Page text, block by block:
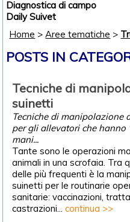
Diagnostica di campo
Daily Suivet
Home >Aree tematiche >
POSTS IN
Tecniche di
suinetti
Tecniche di manipolazione
per gli allevatori che hanno
mani...
Tante sono le operazioni
animali in una scrofaia. Tra
delle più frequenti è la
suinetti per le routinarie
sanitarie: vaccinazioni,
castrazioni...continua >>